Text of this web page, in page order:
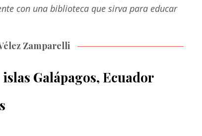
con una biblioteca que sirva para educar
Zamparelli
Galápagos, Ecuador